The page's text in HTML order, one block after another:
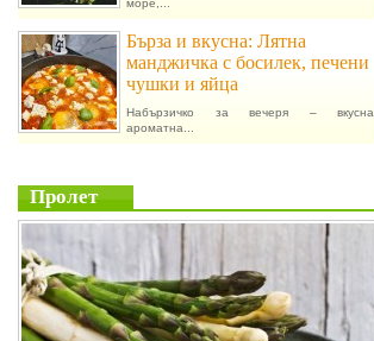
море,...
Бърза и вкусна: Лятна
манджичка с босилек, печени
чушки и яйца
Набързичко за вечеря – вкусна,
ароматна...
Пролет